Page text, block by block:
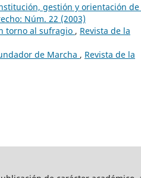
gestión y orientación de
Núm. 22 (2003)
torno al sufragio , Revista de la
de Marcha , Revista de la